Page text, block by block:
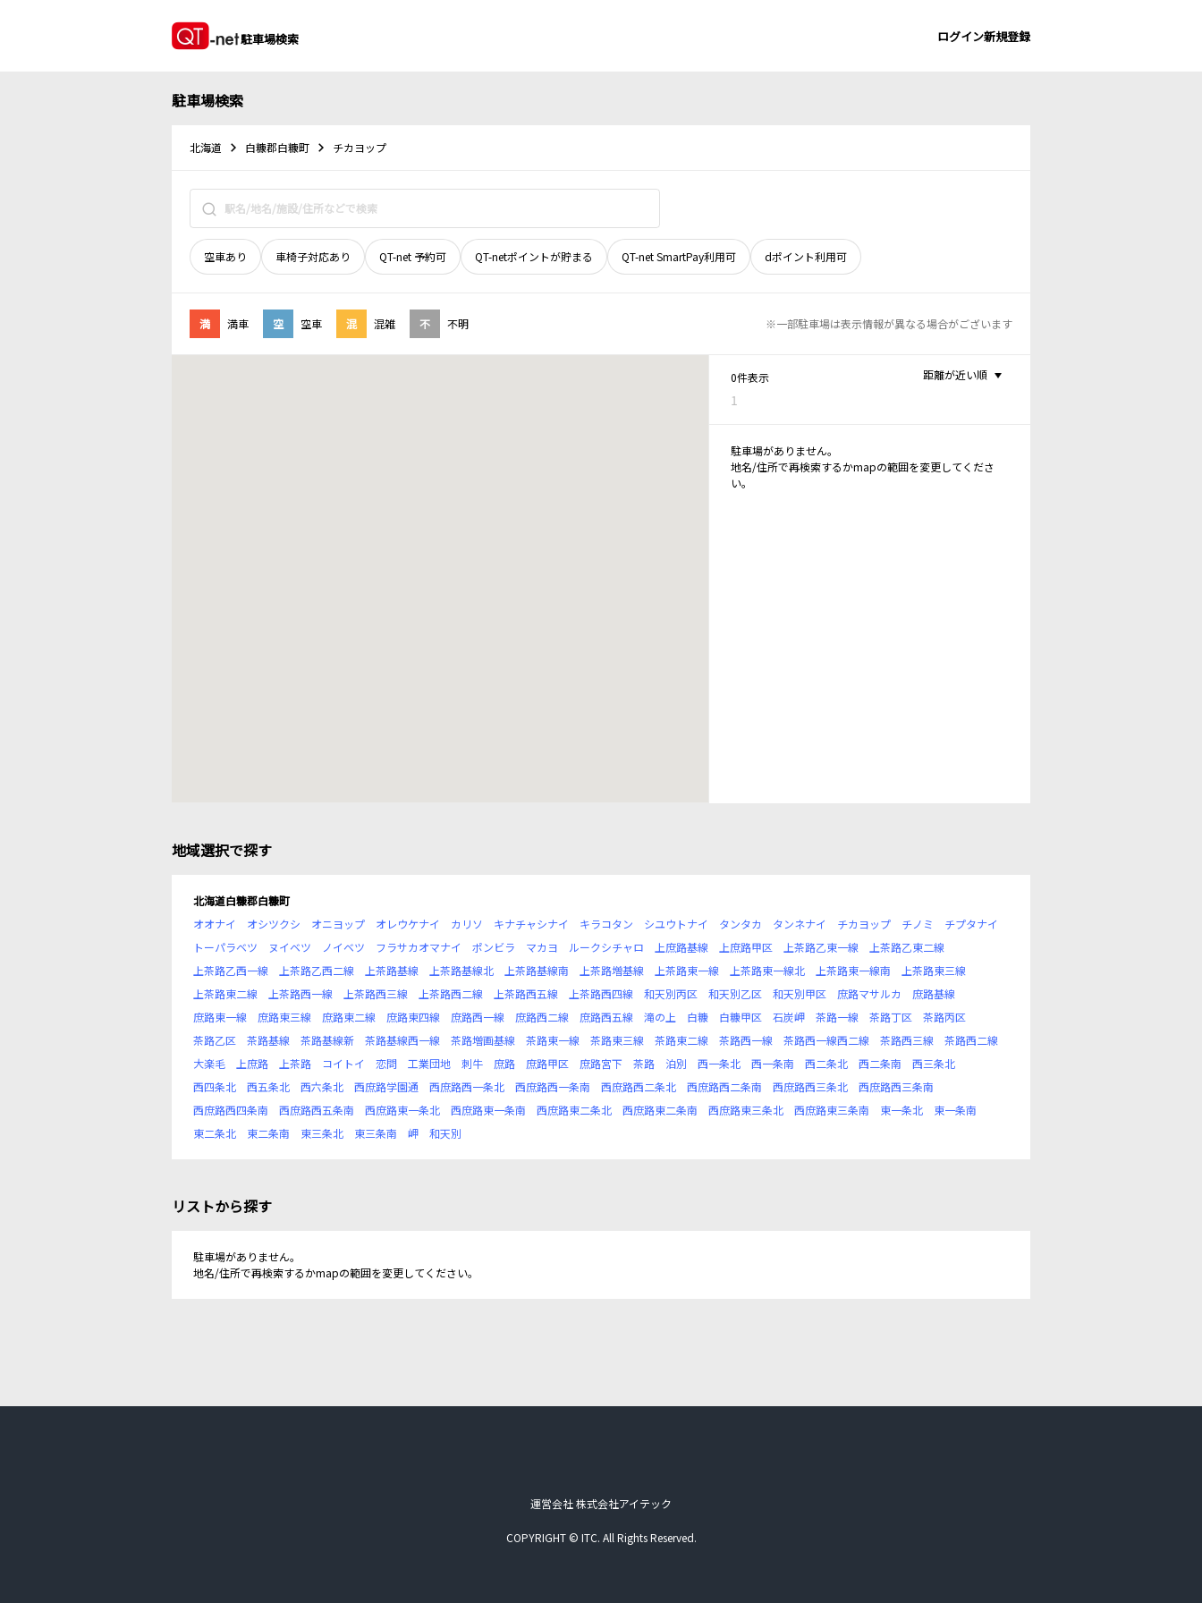
駐車場検索 ログイン新規登録
駐車場検索
北海道 白糠郡白糠町 チカヨップ
空車あり 車椅子対応あり QT-net 予約可 QT-netポイントが貯まる QT-net SmartPay利用可 dポイント利用可
満 満車 空 空車 混 混雑 不 不明 ※一部駐車場は表示情報が異なる場合がございます
0件表示
1
距離が近い順
駐車場がありません。
地名/住所で再検索するかmapの範囲を変更してくださ
い。
地域選択で探す
北海道白糠郡白糠町
オオナイ
オシツクシ オニヨップ オレウケナイ カリソ キナチャシナイ キラコタン シユウトナイ タンタカ タンネナイ チカヨップ チノミ
チプタナイ
トーパラベツ
ヌイベツ ノイベツ フラサカオマナイ ポンビラ マカヨ ルークシチャロ 上庶路基線 上庶路甲区 上茶路乙東一線
上茶路乙東二線
上茶路乙西一線
上茶路乙西二線 上茶路基線 上茶路基線北 上茶路基線南 上茶路増基線 上茶路東一線 上茶路東一線北 上茶路東一線南
上茶路東三線
上茶路東二線
上茶路西一線 上茶路西三線 上茶路西二線 上茶路西五線 上茶路西四線 和天別丙区 和天別乙区 和天別甲区 庶路マサルカ
庶路基線
庶路東一線
庶路東三線 庶路東二線 庶路東四線 庶路西一線 庶路西二線 庶路西五線 滝の上 白糠 白糠甲区 石炭岬 茶路一線 茶路丁区
茶路丙区
茶路乙区
茶路基線 茶路基線新 茶路基線西一線 茶路増画基線 茶路東一線 茶路東三線 茶路東二線 茶路西一線 茶路西一線西二線 茶路西三線
茶路西二線
大楽毛
上庶路 上茶路 コイトイ 恋問 工業団地 刺牛 庶路 庶路甲区 庶路宮下 茶路 泊別 西一条北 西一条南 西二条北 西二条南
西三条北
西四条北
西五条北 西六条北 西庶路学園通 西庶路西一条北 西庶路西一条南 西庶路西二条北 西庶路西二条南 西庶路西三条北
西庶路西三条南
西庶路西四条南
西庶路西五条南 西庶路東一条北 西庶路東一条南 西庶路東二条北 西庶路東二条南 西庶路東三条北 西庶路東三条南 東一条北
東一条南
東二条北
東二条南 東三条北 東三条南 岬 和天別
リストから探す
駐車場がありません。
地名/住所で再検索するかmapの範囲を変更してください。
運営会社 株式会社アイテック
COPYRIGHT © ITC. All Rights Reserved.